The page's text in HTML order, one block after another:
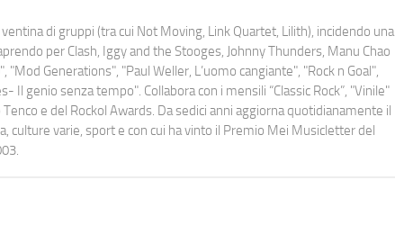
di gruppi (tra cui Not Moving, Link Quartet, Lilith), incidendo una
per Clash, Iggy and the Stooges, Johnny Thunders, Manu Chao
Generations", "Paul Weller, L’uomo cangiante", "Rock n Goal",
Il genio senza tempo". Collabora con i mensili “Classic Rock”, "Vinile"
e del Rockol Awards. Da sedici anni aggiorna quotidianamente il
culture varie, sport e con cui ha vinto il Premio Mei Musicletter del